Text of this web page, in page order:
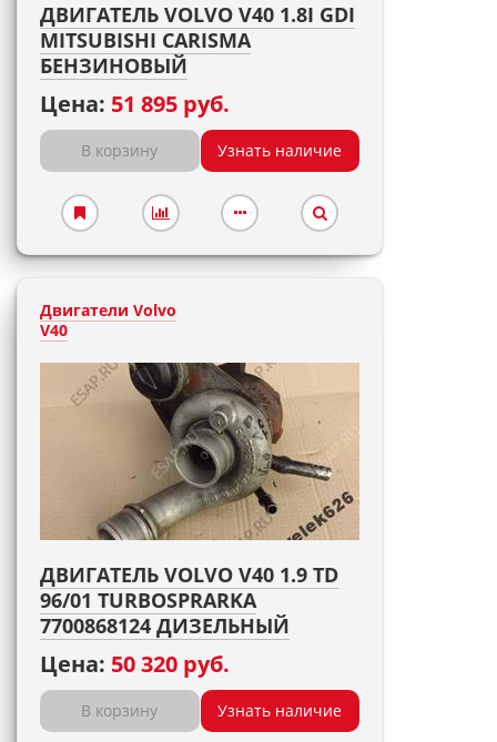
ДВИГАТЕЛЬ VOLVO V40 1.8I GDI
MITSUBISHI CARISMA
БЕНЗИНОВЫЙ
Цена: 51 895 руб.
В корзину Узнать наличие
Двигатели Volvo
V40
ДВИГАТЕЛЬ VOLVO V40 1.9 TD
96/01 TURBOSPRARKA
7700868124 ДИЗЕЛЬНЫЙ
Цена: 50 320 руб.
В корзину Узнать наличие